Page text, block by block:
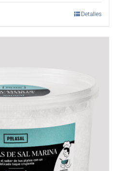
Detalles